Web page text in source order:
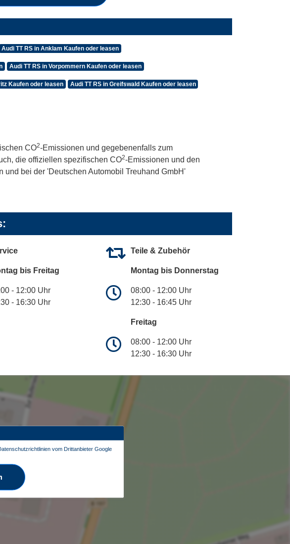
Audi TT RS in Anklam Kaufen oder leasen
Audi TT RS in Vorpommern Kaufen oder leasen
Kaufen oder leasen Audi TT RS in Greifswald Kaufen oder leasen
CO2-Emissionen und gegebenenfalls zum
die offiziellen spezifischen CO2-Emissionen und den
bei der 'Deutschen Automobil Treuhand GmbH'
bis Freitag
- 12:00 Uhr
- 16:30 Uhr
Teile & Zubehör
Montag bis Donnerstag
08:00 - 12:00 Uhr
12:30 - 16:45 Uhr
Freitag
08:00 - 12:00 Uhr
12:30 - 16:30 Uhr
vom Drittanbieter Google